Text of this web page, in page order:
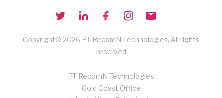
Copyright© 2026 PT RecomN Technologies, All rights
reserved
PT RecomN Technologies
Gold Coast Office